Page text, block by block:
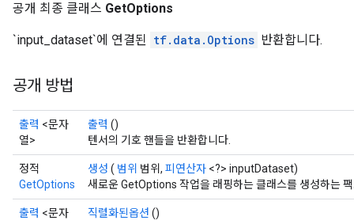
공개 최종 클래스 GetOptions
`input_dataset`에 연결된 tf.data.Options 반환합니다.
공개 방법
출력 <문자
열>
출력 ()
텐서의 기호 핸들을 반환합니다.
정적
GetOptions
생성 ( 범위 범위, 피연산자 <?> inputDataset)
새로운 GetOptions 작업을 래핑하는 클래스를 생성하는
출력 <문자
직렬화된옵션 ()